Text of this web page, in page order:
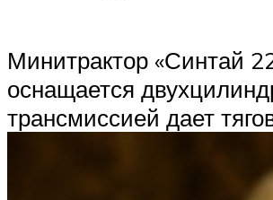
Минитрактор «Синтай
оснащается
трансмиссией дает